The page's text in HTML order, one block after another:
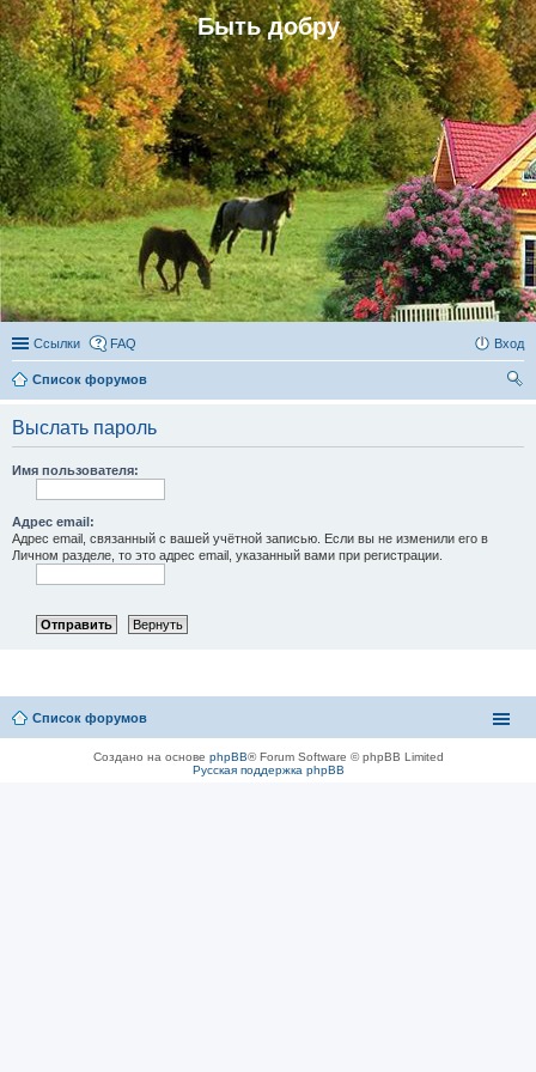
Быть добру
Ссылки FAQ Вход
Список форумов
Выслать пароль
Имя пользователя:
Адрес email:
Адрес email, связанный с вашей учётной записью. Если вы не изменили его в
Личном разделе, то это адрес email, указанный вами при регистрации.
Список форумов
Создано на основе phpBB® Forum Software © phpBB Limited
Русская поддержка phpBB